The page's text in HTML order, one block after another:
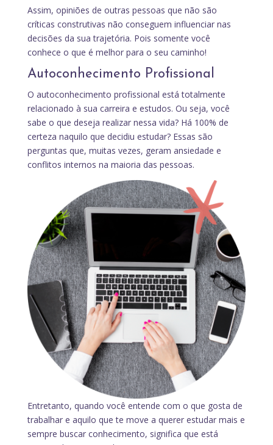
Assim, opiniões de outras pessoas que não são
críticas construtivas não conseguem influenciar nas
decisões da sua trajetória. Pois somente você
conhece o que é melhor para o seu caminho!
Autoconhecimento Profissional
O autoconhecimento profissional está totalmente
relacionado à sua carreira e estudos. Ou seja, você
sabe o que deseja realizar nessa vida? Há 100% de
certeza naquilo que decidiu estudar? Essas são
perguntas que, muitas vezes, geram ansiedade e
conflitos internos na maioria das pessoas.
Entretanto, quando você entende com o que gosta de
trabalhar e aquilo que te move a querer estudar mais e
sempre buscar conhecimento, significa que está